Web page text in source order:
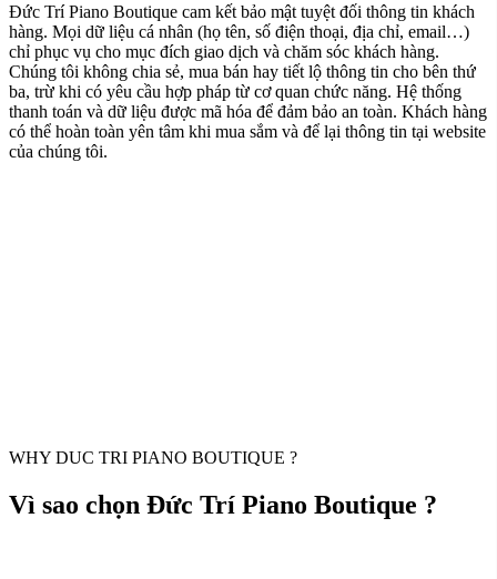
Đức Trí Piano Boutique cam kết bảo mật tuyệt đối thông tin khách
hàng. Mọi dữ liệu cá nhân (họ tên, số điện thoại, địa chỉ, email…)
chỉ phục vụ cho mục đích giao dịch và chăm sóc khách hàng.
Chúng tôi không chia sẻ, mua bán hay tiết lộ thông tin cho bên thứ
ba, trừ khi có yêu cầu hợp pháp từ cơ quan chức năng. Hệ thống
thanh toán và dữ liệu được mã hóa để đảm bảo an toàn. Khách hàng
có thể hoàn toàn yên tâm khi mua sắm và để lại thông tin tại website
của chúng tôi.
WHY DUC TRI PIANO BOUTIQUE ?
Vì sao chọn Đức Trí Piano Boutique ?